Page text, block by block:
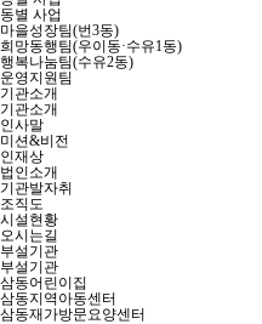
동별 사업
마을성장팀(번3동)
희망동행팀(우이동·수유1동)
행복나눔팀(수유2동)
운영지원팀
기관소개
기관소개
인사말
미션&비전
인재상
법인소개
기관발자취
조직도
시설현황
오시는길
부설기관
부설기관
삼동어린이집
삼동지역아동센터
삼동재가방문요양센터